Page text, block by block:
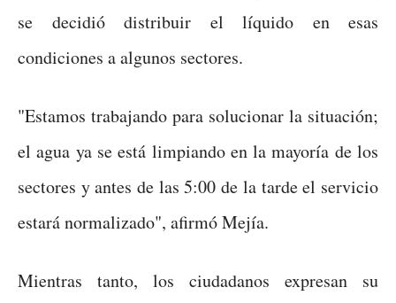
se decidió distribuir el líquido en esas
condiciones a algunos sectores.
"Estamos trabajando para solucionar la situación;
el agua ya se está limpiando en la mayoría de los
sectores y antes de las 5:00 de la tarde el servicio
estará normalizado", afirmó Mejía.
Mientras tanto, los ciudadanos expresan su